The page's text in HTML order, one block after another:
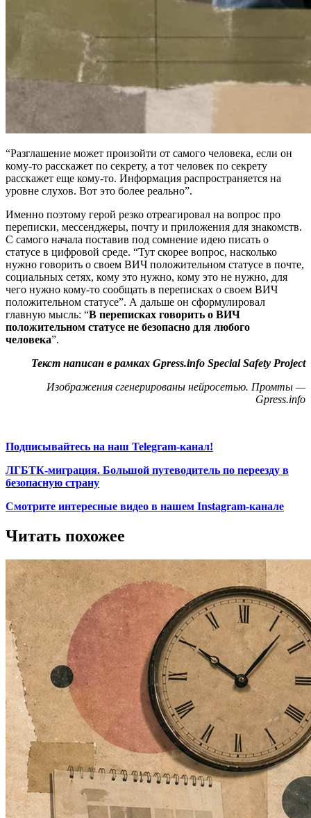
“Разглашение может произойти от самого человека, если он
кому-то расскажет по секрету, а тот человек по секрету
расскажет еще кому-то. Информация распространяется на
уровне слухов. Вот это более реально”.
Именно поэтому герой резко отреагировал на вопрос про
переписки, мессенджеры, почту и приложения для знакомств.
С самого начала поставив под сомнение идею писать о
статусе в цифровой среде. “Тут скорее вопрос, насколько
нужно говорить о своем ВИЧ положительном статусе в почте,
социальных сетях, кому это нужно, кому это не нужно, для
чего нужно кому-то сообщать в переписках о своем ВИЧ
положительном статусе”. А дальше он сформулировал
главную мысль: “В переписках говорить о ВИЧ
положительном статусе не безопасно для любого
человека”.
Текст написан в рамках Gpress.info Special Safety Project
Изображения сгенерированы нейросетью. Промты —
Gpress.info
Подписывайтесь на наш Telegram-канал!
ЛГБТК-миграция. Большой путеводитель по переезду в
безопасную страну
Смотрите интересные видео в нашем Instagram-канале
Читать похожее